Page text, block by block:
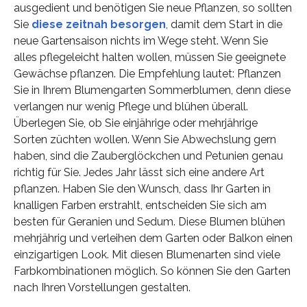
ausgedient und benötigen Sie neue Pflanzen, so sollten
Sie diese zeitnah besorgen, damit dem Start in die
neue Gartensaison nichts im Wege steht. Wenn Sie
alles pflegeleicht halten wollen, müssen Sie geeignete
Gewächse pflanzen. Die Empfehlung lautet: Pflanzen
Sie in Ihrem Blumengarten Sommerblumen, denn diese
verlangen nur wenig Pflege und blühen überall.
Überlegen Sie, ob Sie einjährige oder mehrjährige
Sorten züchten wollen. Wenn Sie Abwechslung gern
haben, sind die Zauberglöckchen und Petunien genau
richtig für Sie. Jedes Jahr lässt sich eine andere Art
pflanzen. Haben Sie den Wunsch, dass Ihr Garten in
knalligen Farben erstrahlt, entscheiden Sie sich am
besten für Geranien und Sedum. Diese Blumen blühen
mehrjährig und verleihen dem Garten oder Balkon einen
einzigartigen Look. Mit diesen Blumenarten sind viele
Farbkombinationen möglich. So können Sie den Garten
nach Ihren Vorstellungen gestalten.